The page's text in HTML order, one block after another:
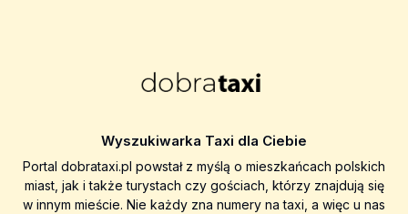
Wyszukiwarka Taxi dla Ciebie
Portal dobrataxi.pl powstał z myślą o mieszkańcach polskich
miast, jak i także turystach czy gościach, którzy znajdują się
w innym mieście. Nie każdy zna numery na taxi, a więc u nas